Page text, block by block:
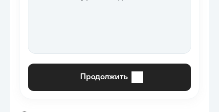
Продолжить